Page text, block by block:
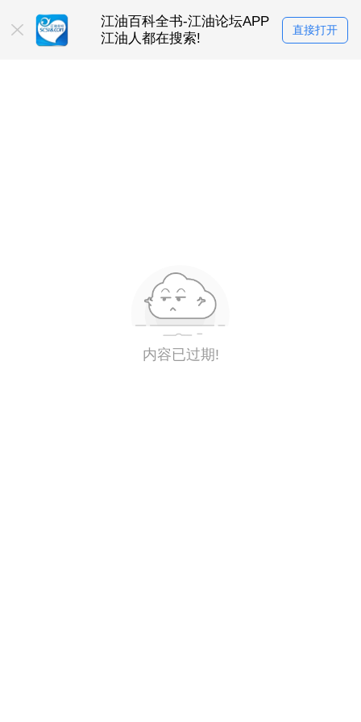
使用
江油百科全书-江油论坛APP
江油人都在搜索!
找工作上江
江油人都下
直接打开
内容已过期!